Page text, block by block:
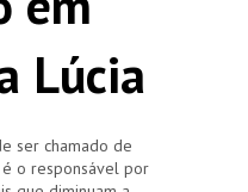
Lúcia
ser chamado de
o responsável por